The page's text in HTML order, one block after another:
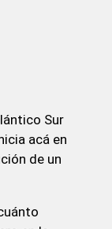
Sur
acá en
de un